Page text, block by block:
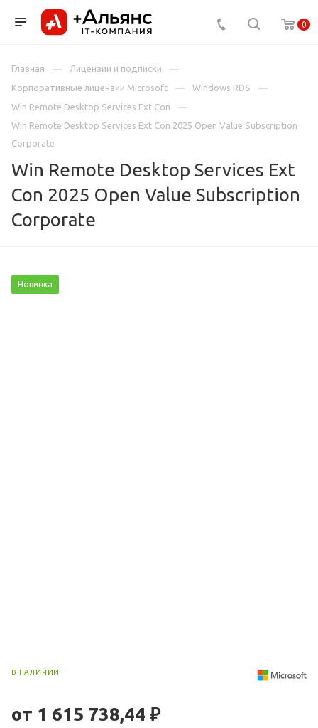
0
Главная
Лицензии и подписки
Корпоративные лицензии Microsoft
Windows RDS
Win Remote Desktop Services Ext Con
Win Remote Desktop Services Ext Con 2025 Open Value Subscription
Corporate
Win Remote Desktop Services Ext
Con 2025 Open Value Subscription
Corporate
В НАЛИЧИИ
от 1 615 738,44 ₽
Новинка